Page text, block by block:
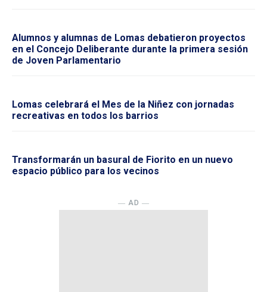
Alumnos y alumnas de Lomas debatieron proyectos
en el Concejo Deliberante durante la primera sesión
de Joven Parlamentario
Lomas celebrará el Mes de la Niñez con jornadas
recreativas en todos los barrios
Transformarán un basural de Fiorito en un nuevo
espacio público para los vecinos
― AD ―